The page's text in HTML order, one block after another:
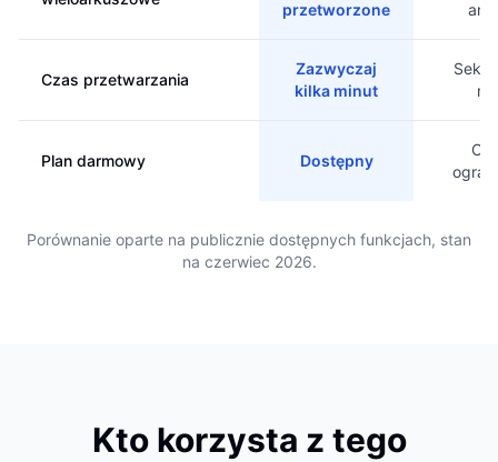
przetworzone
Czas przetwarzania
Zazwyczaj
kilka minut
Plan darmowy Dostępny
Porównanie oparte na publicznie dostępnych funkcjach, stan
na czerwiec 2026.
Kto korzysta z tego